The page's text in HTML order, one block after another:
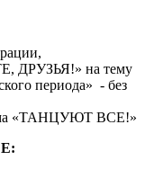
ДРУЗЬЯ!» на тему
периода» - без
«ТАНЦУЮТ ВСЕ!»